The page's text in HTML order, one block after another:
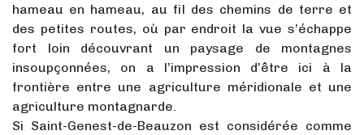
hameau en hameau, au fil des chemins de terre et
des petites routes, où par endroit la vue s’échappe
fort loin découvrant un paysage de montagnes
insoupçonnées, on a l’impression d’être ici à la
frontière entre une agriculture méridionale et une
agriculture montagnarde.
Si Saint-Genest-de-Beauzon est considérée comme